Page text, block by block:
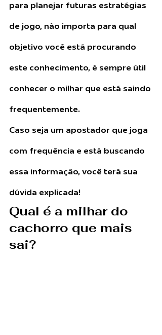
para planejar futuras estratégias
de jogo, não importa para qual
objetivo você está procurando
este conhecimento, é sempre útil
conhecer o milhar que está saindo
frequentemente.
Caso seja um apostador que joga
com frequência e está buscando
essa informação, você terá sua
dúvida explicada!
Qual é a milhar do
cachorro que mais
sai?